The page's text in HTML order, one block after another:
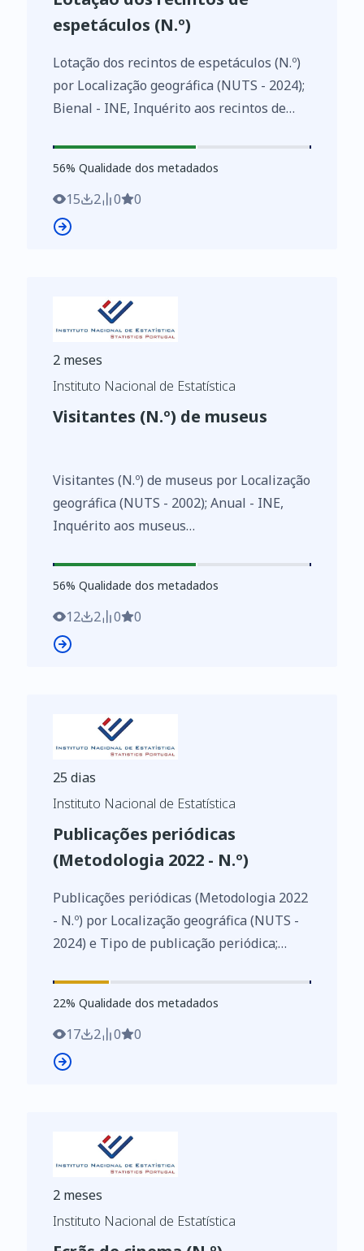
espetáculos (N.º)
Lotação dos recintos de espetáculos (N.º)
por Localização geográfica (NUTS - 2024);
Bienal - INE, Inquérito aos recintos de
https://www.ine.pt/xurl/indx/0013229/PT
56%
56% Qualidade dos metadados
15 2 0 0
2 meses
Instituto Nacional de Estatística
Visitantes (N.º) de museus
Visitantes (N.º) de museus por Localização
geográfica (NUTS - 2002); Anual - INE,
Inquérito aos museus
56%
56% Qualidade dos metadados
12 2 0 0
25 dias
Instituto Nacional de Estatística
Publicações periódicas
(Metodologia 2022 - N.º)
Publicações periódicas (Metodologia 2022
- N.º) por Localização geográfica (NUTS -
2024) e Tipo de publicação periódica;
periódicas
https://www.ine.pt/xurl/indx/0013501/PT
22%
22% Qualidade dos metadados
17 2 0 0
2 meses
Instituto Nacional de Estatística